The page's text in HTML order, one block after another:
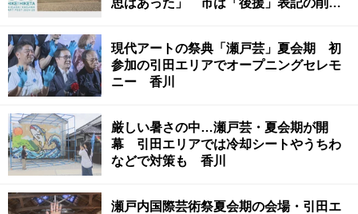
思はあった」 市は「後援」表記の削除
現代アートの祭典「瀬戸芸」夏会期 初
参加の引田エリアでオープニングセレモ
ニー 香川
厳しい暑さの中…瀬戸芸・夏会期が開
幕 引田エリアでは冷却シートやうちわ
などで対策も 香川
瀬戸内国際芸術祭夏会期の会場・引田エ